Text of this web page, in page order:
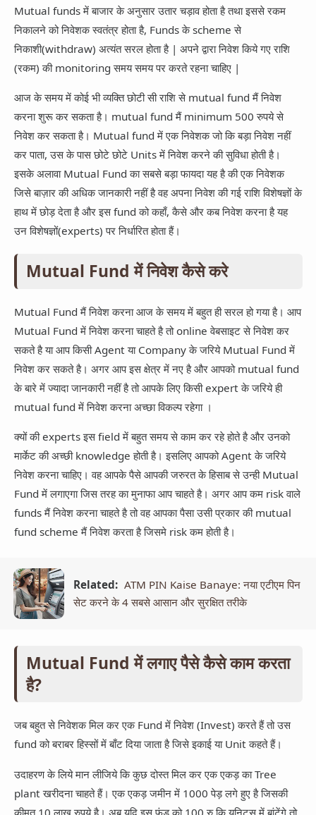
Mutual funds में बाजार के अनुसार उतार चड़ाव होता है तथा इससे रकम
निकालने को निवेशक स्वतंत्र होता है, Funds के scheme से
निकाशी(withdraw) अत्यंत सरल होता है | अपने द्वारा निवेश किये गए राशि
(रकम) की monitoring समय समय पर करते रहना चाहिए |
आज के समय में कोई भी व्यक्ति छोटी सी राशि से mutual fund मैं निवेश
करना शुरू कर सकता है। mutual fund मैं minimum 500 रुपये से
निवेश कर सकता है। Mutual fund में एक निवेशक जो कि बड़ा निवेश नहीं
कर पाता, उस के पास छोटे छोटे Units में निवेश करने की सुविधा होती है।
इसके अलावा Mutual Fund का सबसे बड़ा फायदा यह है की एक निवेशक
जिसे बाज़ार की अधिक जानकारी नहीं है वह अपना निवेश की गई राशि विशेषज्ञों के
हाथ में छोड़ देता है और इस fund को कहाँ, कैसे और कब निवेश करना है यह
उन विशेषज्ञों(experts) पर निर्धारित होता हैं।
Mutual Fund में निवेश कैसे करे
Mutual Fund मैं निवेश करना आज के समय में बहुत ही सरल हो गया है। आप
Mutual Fund में निवेश करना चाहते है तो online वेबसाइट से निवेश कर
सकते है या आप किसी Agent या Company के जरिये Mutual Fund में
निवेश कर सकते है। अगर आप इस क्षेत्र में नए है और आपको mutual fund
के बारे में ज्यादा जानकारी नहीं है तो आपके लिए किसी expert के जरिये ही
mutual fund में निवेश करना अच्छा विकल्प रहेगा ।
क्यों की experts इस field में बहुत समय से काम कर रहे होते है और उनको
मार्केट की अच्छी knowledge होती है। इसलिए आपको Agent के जरिये
निवेश करना चाहिए। वह आपके पैसे आपकी जरुरत के हिसाब से उन्ही Mutual
Fund में लगाएगा जिस तरह का मुनाफा आप चाहते है। अगर आप कम risk वाले
funds मैं निवेश करना चाहते है तो वह आपका पैसा उसी प्रकार की mutual
fund scheme मैं निवेश करता है जिसमे risk कम होती है।
Related: ATM PIN Kaise Banaye: नया एटीएम पिन
सेट करने के 4 सबसे आसान और सुरक्षित तरीके
Mutual Fund में लगाए पैसे कैसे काम करता
है?
जब बहुत से निवेशक मिल कर एक Fund में निवेश (Invest) करते हैं तो उस
fund को बराबर हिस्सों में बाँट दिया जाता है जिसे इकाई या Unit कहते हैं।
उदाहरण के लिये मान लीजिये कि कुछ दोस्त मिल कर एक एकड़ का Tree
plant खरीदना चाहते हैं। एक एकड़ जमीन में 1000 पेड़ लगे हुए है जिसकी
कीमत 10 लाख रुपये है। अब यदि इस फंड को 100 रु कि युनिट्स में बांटेंगे तो